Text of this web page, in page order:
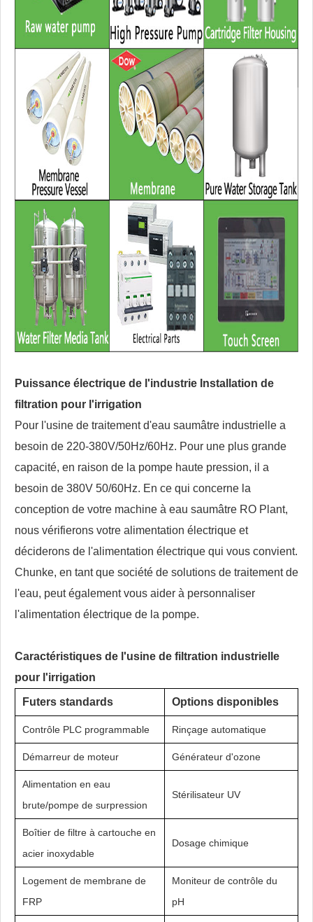
Puissance électrique de l'industrie Installation de
filtration pour l'irrigation
Pour l'usine de traitement d'eau saumâtre industrielle a
besoin de 220-380V/50Hz/60Hz. Pour une plus grande
capacité, en raison de la pompe haute pression, il a
besoin de 380V 50/60Hz. En ce qui concerne la
conception de votre machine à eau saumâtre RO Plant,
nous vérifierons votre alimentation électrique et
déciderons de l'alimentation électrique qui vous convient.
Chunke, en tant que société de solutions de traitement de
l'eau, peut également vous aider à personnaliser
l'alimentation électrique de la pompe.
Caractéristiques de l'usine de filtration industrielle
pour l'irrigation
Futers standards Options disponibles
Contrôle PLC programmable Rinçage automatique
Démarreur de moteur Générateur d'ozone
Alimentation en eau
brute/pompe de surpression
Stérilisateur UV
Boîtier de filtre à cartouche en
acier inoxydable
Dosage chimique
Logement de membrane de
FRP
Moniteur de contrôle du
pH